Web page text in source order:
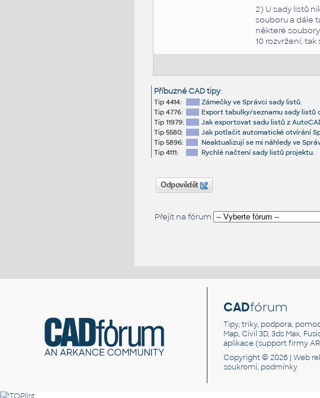
2) U sady listů
souboru a dále
některé
10 rozvržení,
Příbuzné CAD tipy:
Tip 4414:
Zámečky ve Správci sady listů.
Tip 4776:
Export tabulky/seznamu sady listů
Tip 11979:
Jak exportovat sadu listů z
Tip 5580:
Jak potlačit automatické otvírání
Tip 5896:
Neaktualizují se mi náhledy ve
Tip 4111:
Rychlé načtení sady listů projektu.
Odpovědět
Přejít na fórum
CADfórum
Tipy, triky, podpora,
Map, Civil 3D, 3ds Max,
aplikace (support firmy
Copyright © 2026 |Web
soukromí, podmínky